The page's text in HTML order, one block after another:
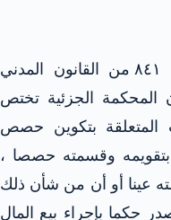
وأن مفاد نص المادتين ۱/۸۳۸ ، ٨٤۱ من القانون المدني
أن المحكمة الجزئية تختص
المتعلقة بتكوين حصص
وقسمته حصصا ،
عينا أو أن من شأن ذلك
حكما بإجراء بيع المال